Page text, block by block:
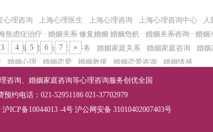
心理咨询 上海心理医生 上海心理咨询 上海心理咨询中心 人
焦虑症治疗 婚姻关系 修复婚姻 婚姻危机 婚姻关系咨询 婚姻
婚姻家庭 婚姻家庭事务 婚姻家庭关系 婚姻家庭咨询 婚姻
婚姻心理 婚姻恋爱 婚姻救援 婚姻恋爱咨询 婚姻情感
3 4 5 6 7 »
咨询、 婚姻家庭咨询等心理咨询服务创优全国
约电话：021-52951186 021-37702979
沪ICP备10044013 -4号 沪公网安备 31010402007403号